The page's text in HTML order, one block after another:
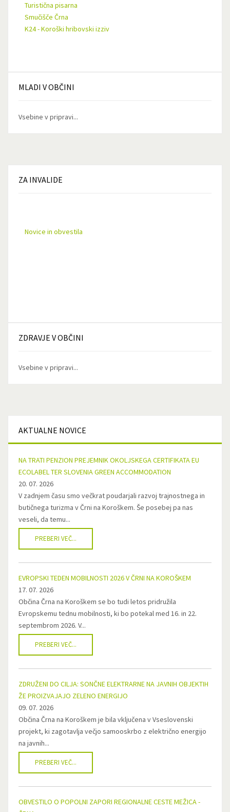
Turistična pisarna
Smučišče Črna
K24 - Koroški hribovski izziv
MLADI V OBČINI
Vsebine v pripravi...
ZA INVALIDE
Novice in obvestila
ZDRAVJE V OBČINI
Vsebine v pripravi...
AKTUALNE NOVICE
NA TRATI PENZION PREJEMNIK OKOLJSKEGA CERTIFIKATA EU
ECOLABEL TER SLOVENIA GREEN ACCOMMODATION
20. 07. 2026
V zadnjem času smo večkrat poudarjali razvoj trajnostnega in
butičnega turizma v Črni na Koroškem. Še posebej pa nas
veseli, da temu...
PREBERI VEČ...
EVROPSKI TEDEN MOBILNOSTI 2026 V ČRNI NA KOROŠKEM
17. 07. 2026
Občina Črna na Koroškem se bo tudi letos pridružila
Evropskemu tednu mobilnosti, ki bo potekal med 16. in 22.
septembrom 2026. V...
PREBERI VEČ...
ZDRUŽENI DO CILJA: SONČNE ELEKTRARNE NA JAVNIH OBJEKTIH
ŽE PROIZVAJAJO ZELENO ENERGIJO
09. 07. 2026
Občina Črna na Koroškem je bila vključena v Vseslovenski
projekt, ki zagotavlja večjo samooskrbo z električno energijo
na javnih...
PREBERI VEČ...
OBVESTILO O POPOLNI ZAPORI REGIONALNE CESTE MEŽICA -